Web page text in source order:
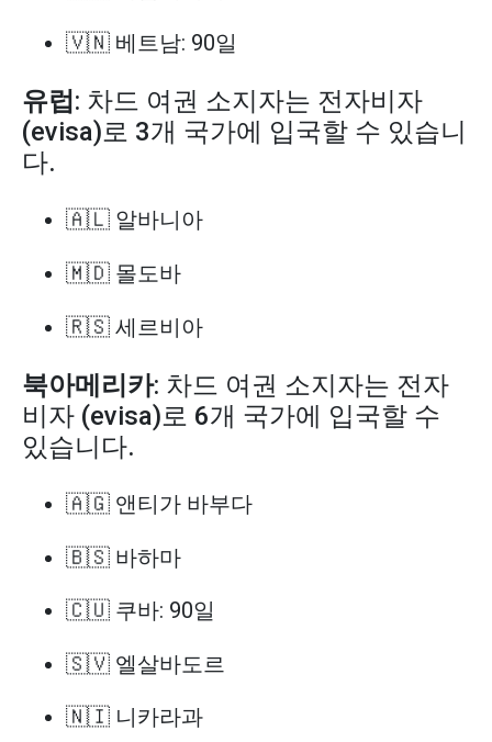
🇻🇳 베트남: 90일
유럽 : 차드 여권 소지자는 전자비자
(evisa)로 3개 국가에 입국할 수 있습니
다.
🇦🇱 알바니아
🇲🇩 몰도바
🇷🇸 세르비아
북아메리카: 차드 여권 소지자는 전자
비자 (evisa)로 6개 국가에 입국할 수
있습니다.
🇦🇬 앤티가 바부다
🇧🇸 바하마
🇨🇺 쿠바: 90일
🇸🇻 엘살바도르
🇳🇮 니카라과